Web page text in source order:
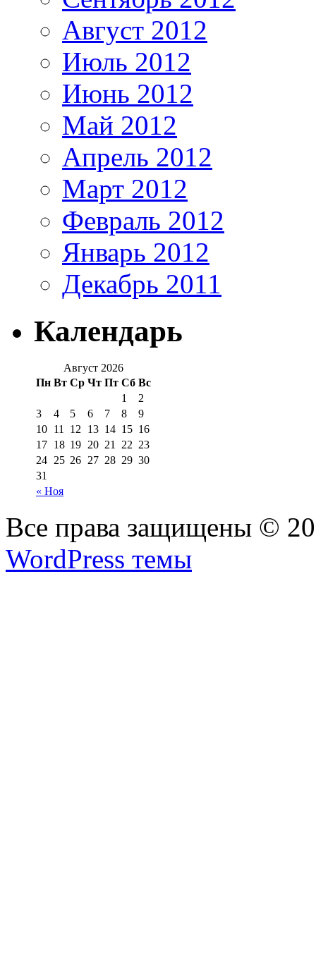
Август 2012
Июль 2012
Июнь 2012
Май 2012
Апрель 2012
Март 2012
Февраль 2012
Январь 2012
Декабрь 2011
Календарь
Август 2026
Пн Вт Ср Чт Пт Сб Вс
« Ноя
1
2
3
4 5 6 7 8
9
10 11 12 13 14 15 16
17 18 19 20 21 22 23
24 25 26 27 28 29 30
31
Все права защищены ©
WordPress темы